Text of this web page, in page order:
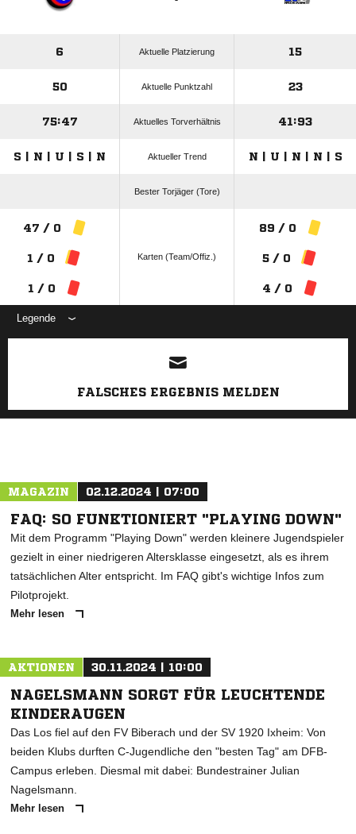
6 Aktuelle Platzierung 15
50 Aktuelle Punktzahl 23
75:47 Aktuelles Torverhältnis 41:93
S | N | U | S | N Aktueller Trend N | U | N | N | S
Bester Torjäger (Tore)
47 / 0
1 / 0
1 / 0
Karten (Team/Offiz.)
89 / 0
5 / 0
4 / 0
Legende
ANZEIGE
FALSCHES ERGEBNIS MELDEN
MAGAZIN 02.12.2024 | 07:00
FAQ: SO FUNKTIONIERT "PLAYING DOWN"
Mit dem Programm "Playing Down" werden kleinere Jugendspieler
gezielt in einer niedrigeren Altersklasse eingesetzt, als es ihrem
tatsächlichen Alter entspricht. Im FAQ gibt's wichtige Infos zum
Pilotprojekt.
Mehr lesen
AKTIONEN 30.11.2024 | 10:00
NAGELSMANN SORGT FÜR LEUCHTENDE
KINDERAUGEN
Das Los fiel auf den FV Biberach und der SV 1920 Ixheim: Von
beiden Klubs durften C-Jugendliche den "besten Tag" am DFB-
Campus erleben. Diesmal mit dabei: Bundestrainer Julian
Nagelsmann.
Mehr lesen